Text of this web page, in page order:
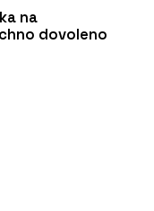
na
dovoleno